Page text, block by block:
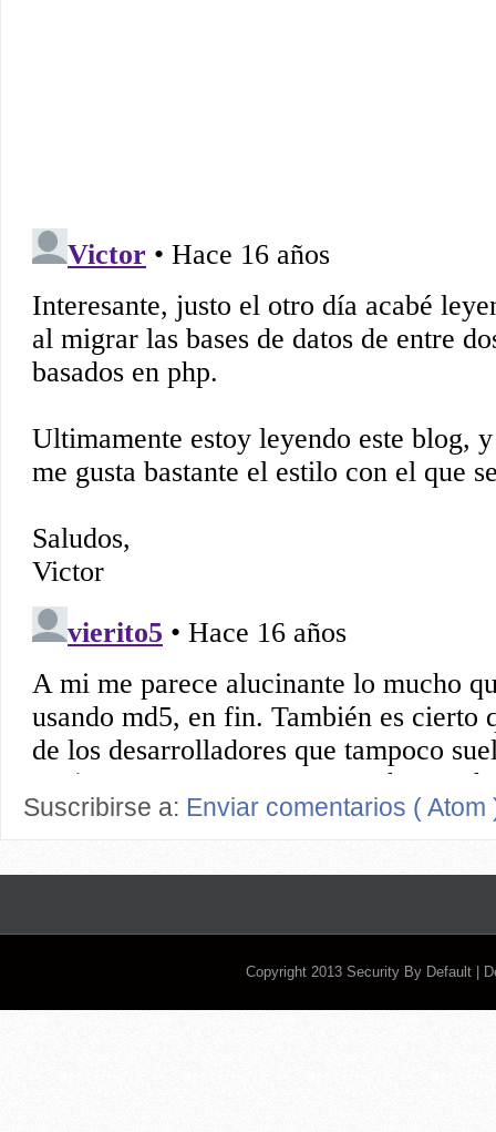
Suscribirse a: Enviar comentarios ( Atom
Copyright 2013 Security By Default |